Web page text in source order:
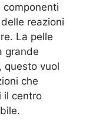
componenti
reazioni
La pelle
grande
questo vuol
che
il centro